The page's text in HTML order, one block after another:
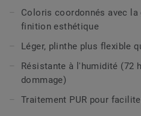
LVT (à coller, à cliquer et en
Coloris coordonnés avec la
finition esthétique
Léger, plinthe plus flexible
Résistante à l'humidité (72
dommage)
Traitement PUR pour